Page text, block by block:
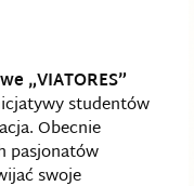
„VIATORES”
studentów
Obecnie
pasjonatów
swoje